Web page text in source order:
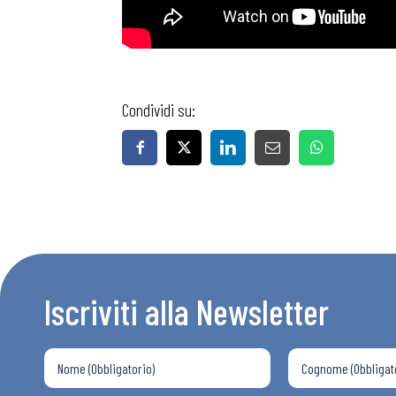
Chi Siamo
Condividi su:
Iscriviti alla Newsletter